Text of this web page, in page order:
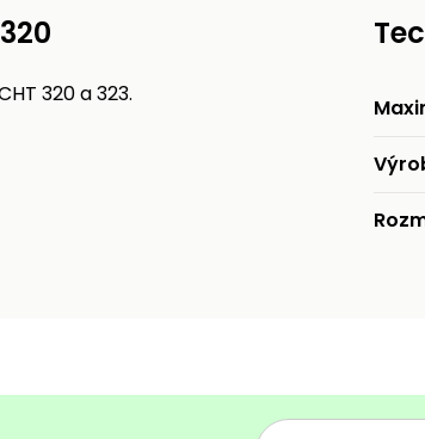
320 a 323.